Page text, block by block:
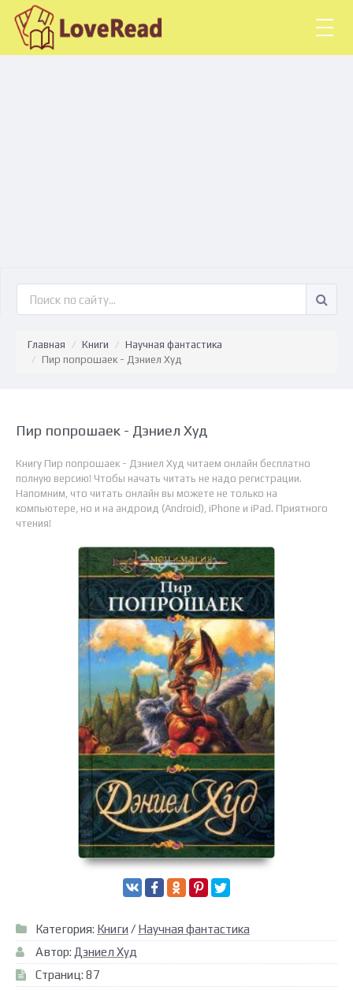
Главная Книги
Научная фантастика
Пир попрошаек - Дэниел Худ
Пир попрошаек - Дэниел Худ
Книгу Пир попрошаек - Дэниел Худ читаем онлайн бесплатно
полную версию! Чтобы начать читать не надо регистрации.
Напомним, что читать онлайн вы можете не только на
компьютере, но и на андроид (Android), iPhone и iPad. Приятного
чтения!
Категория: Книги / Научная фантастика
Автор: Дэниел Худ
Страниц: 87